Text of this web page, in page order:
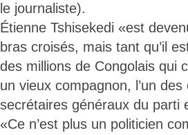
le journaliste).
Étienne Tshisekedi «est
bras croisés, mais tant qu’il
des millions de Congolais qui
un vieux compagnon, l’un
secrétaires généraux du parti
«Ce n’est plus un politicien